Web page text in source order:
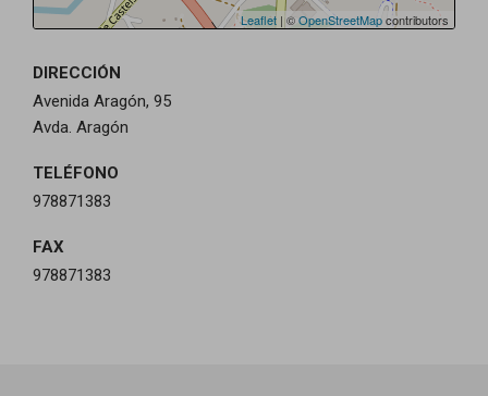
Leaflet | ©OpenStreetMapcontributors
DIRECCIÓN
Avenida Aragón, 95
Avda. Aragón
TELÉFONO
978871383
FAX
978871383